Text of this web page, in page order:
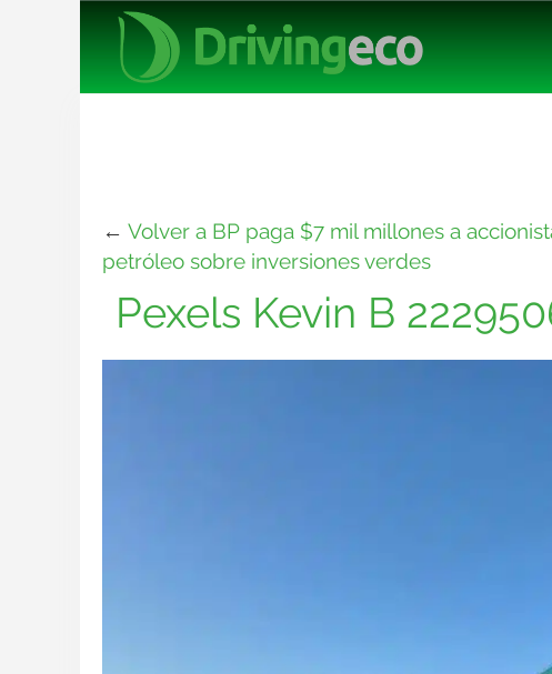
← Volver a BP paga $7 mil millones a
petróleo sobre inversiones verdes
Pexels Kevin B